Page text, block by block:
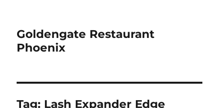
Goldengate Restaurant
Phoenix
Tag: Lash Expander Edge